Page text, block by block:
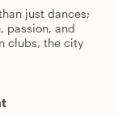
just dances;
passion, and
clubs, the city